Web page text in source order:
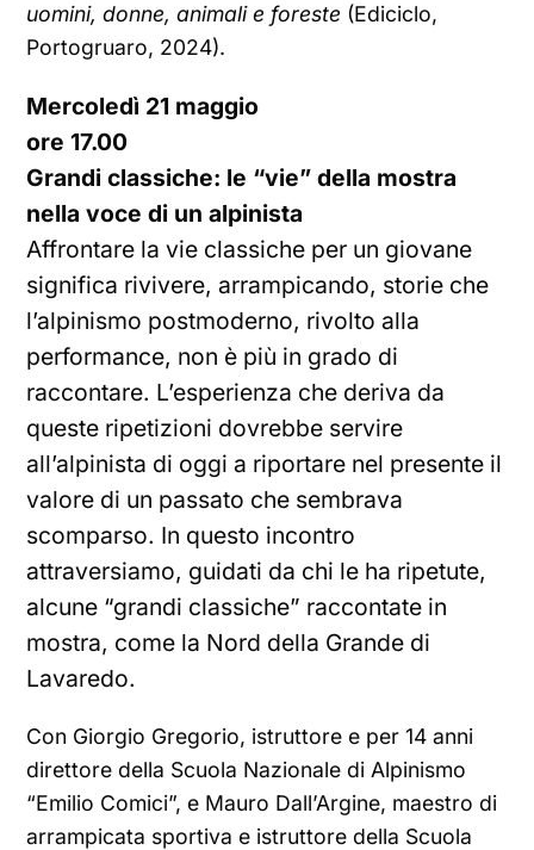
uomini, donne, animali e foreste (Ediciclo,
Portogruaro, 2024).
Mercoledì 21 maggio
ore 17.00
Grandi classiche: le “vie” della mostra
nella voce di un alpinista
Affrontare la vie classiche per un giovane
significa rivivere, arrampicando, storie che
l’alpinismo postmoderno, rivolto alla
performance, non è più in grado di
raccontare. L’esperienza che deriva da
queste ripetizioni dovrebbe servire
all’alpinista di oggi a riportare nel presente il
valore di un passato che sembrava
scomparso. In questo incontro
attraversiamo, guidati da chi le ha ripetute,
alcune “grandi classiche” raccontate in
mostra, come la Nord della Grande di
Lavaredo.
Con Giorgio Gregorio, istruttore e per 14 anni
direttore della Scuola Nazionale di Alpinismo
“Emilio Comici”, e Mauro Dall’Argine, maestro di
arrampicata sportiva e istruttore della Scuola